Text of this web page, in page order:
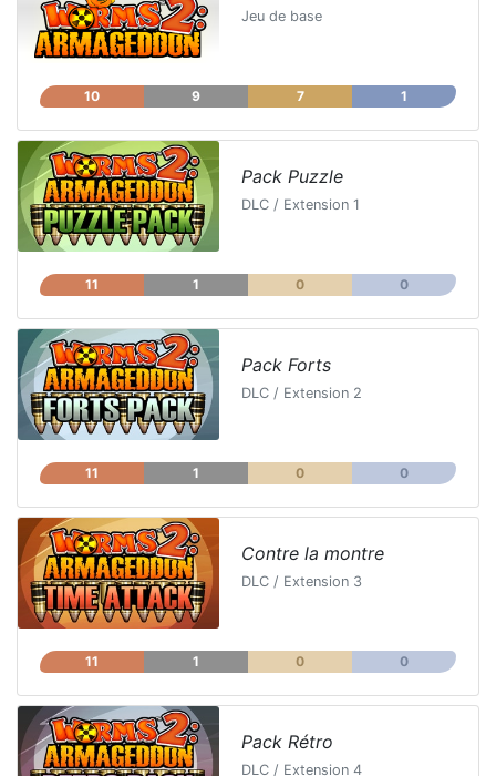
Jeu de base
10 9 7 1
Pack Puzzle
DLC / Extension 1
11 1 0 0
Pack Forts
DLC / Extension 2
11 1 0 0
Contre la montre
DLC / Extension 3
11 1 0 0
Pack Rétro
DLC / Extension 4